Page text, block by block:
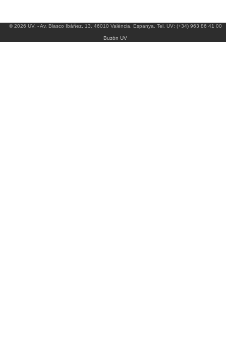
© 2026 UV. - Av. Blasco Ibáñez, 13. 46010 València. Espanya. Tel. UV: (+34) 963 86 41 00
Buzón UV